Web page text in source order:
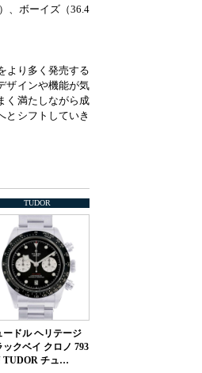
、ボーイズ（36.4
より多く発売する
ザインや機能が気
く満たしながら成
とシフトしていき
TUDOR
ードル ヘリテージ
ックベイ クロノ 793
TUDOR チュ…